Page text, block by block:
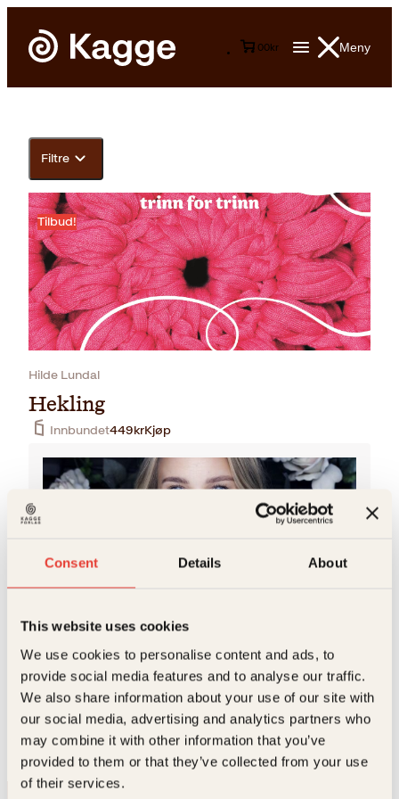
Consent Details About
This website uses cookies
We use cookies to personalise content and ads, to
provide social media features and to analyse our traffic.
We also share information about your use of our site with
our social media, advertising and analytics partners who
may combine it with other information that you’ve
provided to them or that they’ve collected from your use
of their services.
Meny
00kr
Filtre
Tilbud!
Hilde Lundal
Hekling
Innbundet449krKjøp
Hilde Lundal
Hilde Lundal designer, utvikler og selger
hekleoppskrifter under merkenavnet ByHILDELUNDAL.
Hildes filosofi om at oppskriftene skal være uten
forkortelser, uten diagrammer og med steg-for-steg-
bilder,…